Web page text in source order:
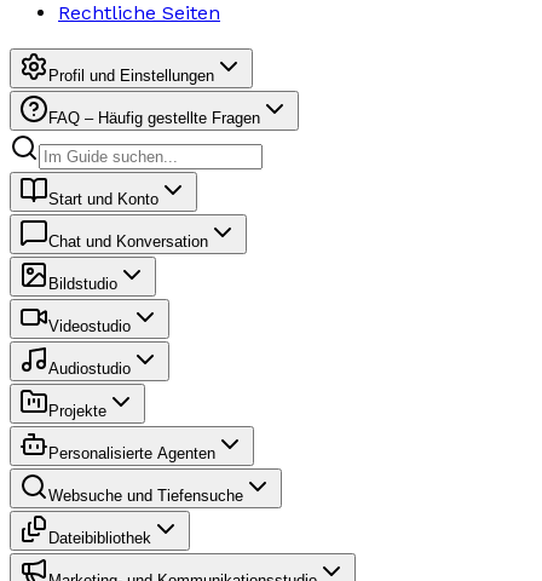
Rechtliche Seiten
Profil und Einstellungen
FAQ – Häufig gestellte Fragen
Start und Konto
Chat und Konversation
Bildstudio
Videostudio
Audiostudio
Projekte
Personalisierte Agenten
Websuche und Tiefensuche
Dateibibliothek